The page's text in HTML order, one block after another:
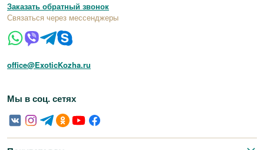
Заказать обратный звонок
Связаться через мессенджеры
office@ExoticKozha.ru
Мы в соц. сетях